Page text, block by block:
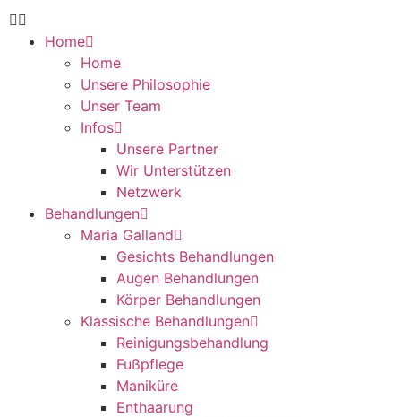
Home
Home
Unsere Philosophie
Unser Team
Infos
Unsere Partner
Wir Unterstützen
Netzwerk
Behandlungen
Maria Galland
Gesichts Behandlungen
Augen Behandlungen
Körper Behandlungen
Klassische Behandlungen
Reinigungsbehandlung
Fußpflege
Maniküre
Enthaarung